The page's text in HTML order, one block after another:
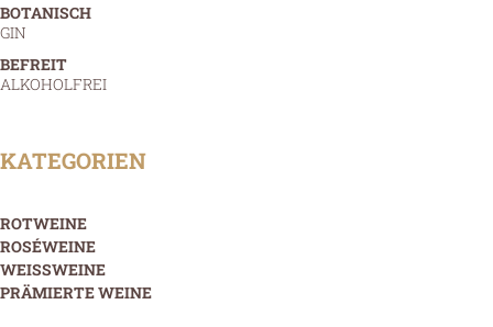
BOTANISCH
GIN
BEFREIT
ALKOHOLFREI
KATEGORIEN
ROTWEINE
ROSÉWEINE
WEISSWEINE
PRÄMIERTE WEINE